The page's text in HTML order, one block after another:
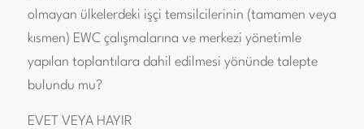
olmayan ülkelerdeki işçi temsilcilerinin (tamamen veya
kısmen) EWC çalışmalarına ve merkezi yönetimle
yapılan toplantılara dahil edilmesi yönünde talepte
bulundu mu?
EVET VEYA HAYIR